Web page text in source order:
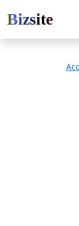
Bizsite